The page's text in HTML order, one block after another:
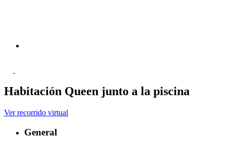
Habitación Queen junto a la piscina
Ver recorrido virtual
General